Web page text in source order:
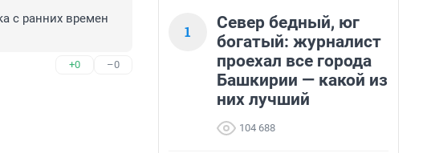
с ранних времен
+0 –0
1
Север бедный, юг
богатый: журналист
проехал все города
Башкирии — какой из
них лучший
104 688